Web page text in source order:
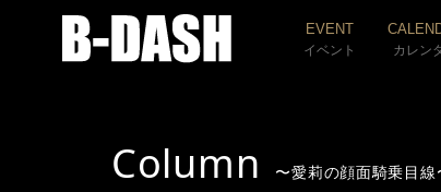
EVENT
イベント カレン
Column 愛莉の顔面騎乗目線